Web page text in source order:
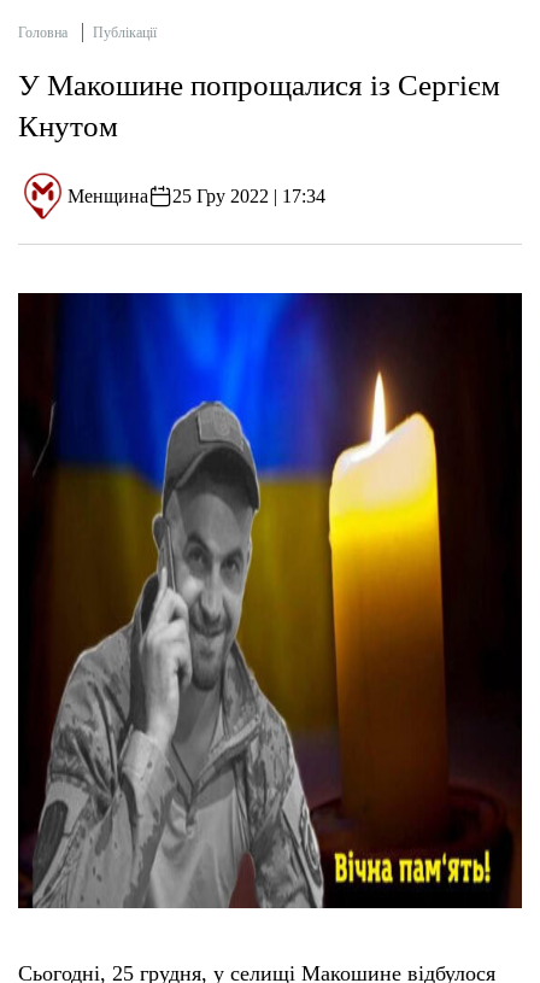
Головна Публікації
У Макошине попрощалися із Сергієм
Кнутом
Менщина 25 Гру 2022 | 17:34
Сьогодні, 25 грудня, у селищі Макошине відбулося